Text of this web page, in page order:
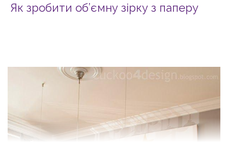
Як зробити об’ємну зірку з паперу